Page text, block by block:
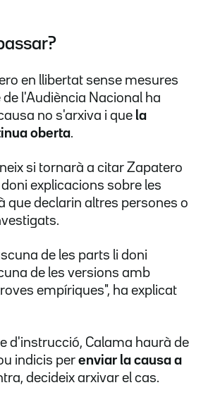
en llibertat sense mesures
l'Audiència Nacional ha
no s'arxiva i que la
oberta.
si tornarà a citar Zapatero
explicacions sobre les
que declarin altres persones o
de les parts li doni
de les versions amb
empíriques", ha explicat
d'instrucció, Calama haurà de
indicis per enviar la causa a
decideix arxivar el cas.